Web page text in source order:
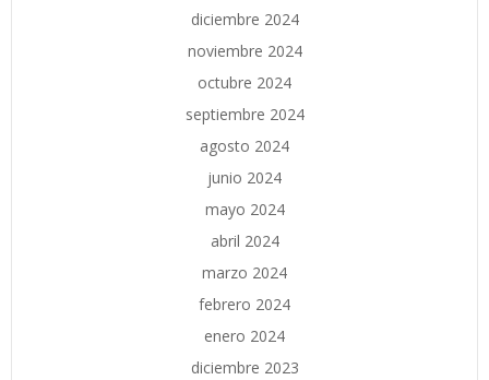
diciembre 2024
noviembre 2024
octubre 2024
septiembre 2024
agosto 2024
junio 2024
mayo 2024
abril 2024
marzo 2024
febrero 2024
enero 2024
diciembre 2023